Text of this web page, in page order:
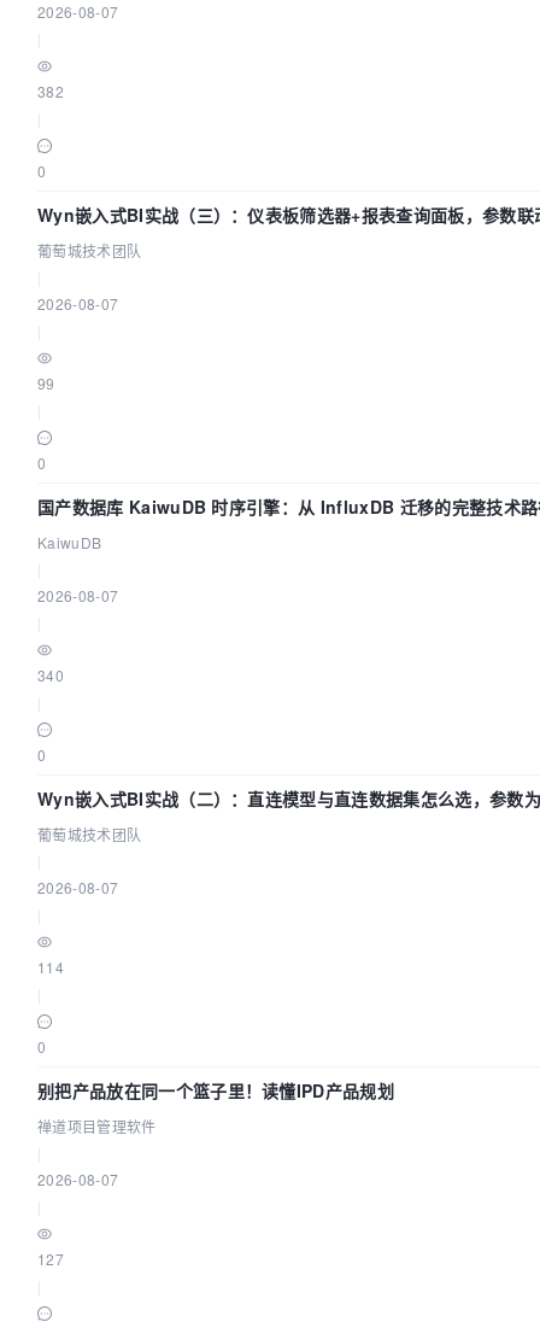
2026-08-07
382
0
Wyn嵌入式BI实战（三）：仪表板筛选器+报表查询面板，参数联
葡萄城技术团队
2026-08-07
99
0
国产数据库 KaiwuDB 时序引擎：从 InfluxDB 迁移的完整技术
KaiwuDB
2026-08-07
340
0
Wyn嵌入式BI实战（二）：直连模型与直连数据集怎么选，参数
城技术团队
葡萄城技术团队
2026-08-07
114
0
别把产品放在同一个篮子里！读懂IPD产品规划
禅道项目管理软件
2026-08-07
127